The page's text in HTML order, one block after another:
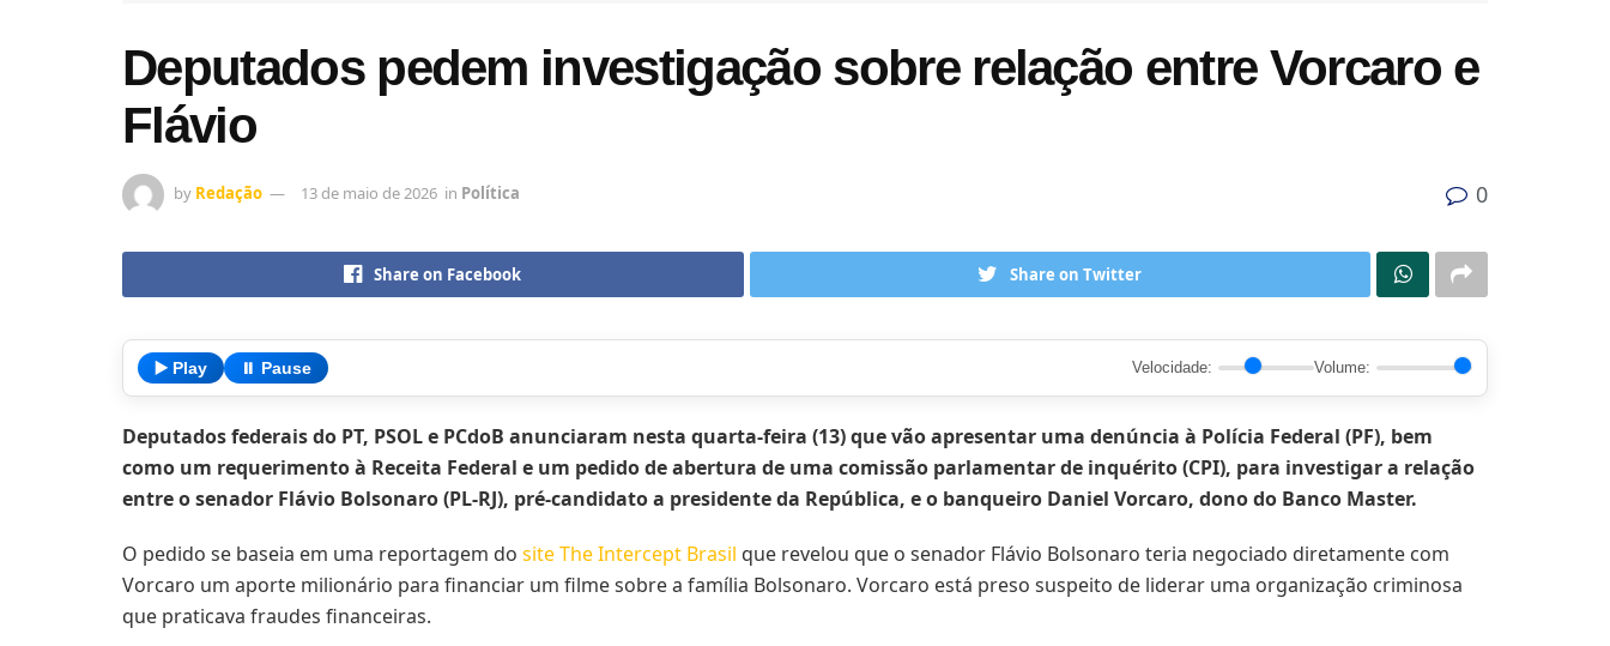
Deputados pedem investigação sobre relação entre Vorcaro e
Flávio
by Redação 13 de maio de 2026 in Política 0
Share on Facebook Share on Twitter
▶️ Play ⏸️ Pause Velocidade: Volume:
Deputados federais do PT, PSOL e PCdoB anunciaram nesta quarta-feira (13) que vão apresentar uma denúncia à Polícia Federal (PF), bem
como um requerimento à Receita Federal e um pedido de abertura de uma comissão parlamentar de inquérito (CPI), para investigar a relação
entre o senador Flávio Bolsonaro (PL-RJ), pré-candidato a presidente da República, e o banqueiro Daniel Vorcaro, dono do Banco Master.
O pedido se baseia em uma reportagem do site The Intercept Brasil que revelou que o senador Flávio Bolsonaro teria negociado diretamente com
Vorcaro um aporte milionário para financiar um filme sobre a família Bolsonaro. Vorcaro está preso suspeito de liderar uma organização criminosa
que praticava fraudes financeiras.